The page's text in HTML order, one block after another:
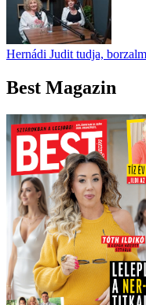
Hernádi Judit tudja,
Best Magazin